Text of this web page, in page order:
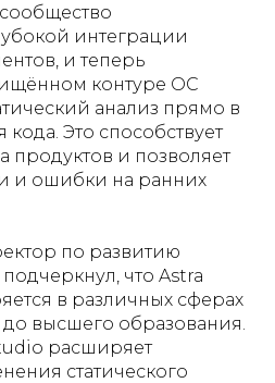
интеграции
и теперь
контуре ОС
анализ прямо в
Это способствует
продуктов и позволяет
и ошибки на ранних
по развитию
что Astra
в различных сферах
высшего образования.
расширяет
статического